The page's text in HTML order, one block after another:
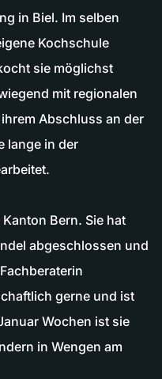
in Biel. Im selben
Kochschule
sie möglichst
mit regionalen
Abschluss an der
lange in der
Bern. Sie hat
abgeschlossen und
gerne und ist
Wochen ist sie
in Wengen am